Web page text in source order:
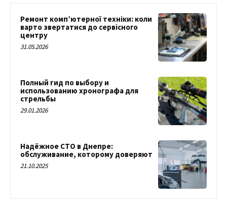
Ремонт комп’ютерної техніки: коли
варто звертатися до сервісного
центру
31.05.2026
Полный гид по выбору и
использованию хронографа для
стрельбы
29.01.2026
Надёжное СТО в Днепре:
обслуживание, которому доверяют
21.10.2025